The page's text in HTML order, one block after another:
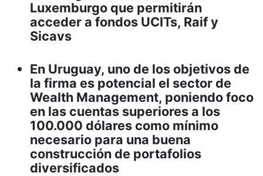
Luxemburgo que permitirán
acceder a fondos UCITs, Raif y
Sicavs
En Uruguay, uno de los objetivos de
la firma es potencial el sector de
Wealth Management, poniendo foco
en las cuentas superiores a los
100.000 dólares como mínimo
necesario para una buena
construcción de portafolios
diversificados